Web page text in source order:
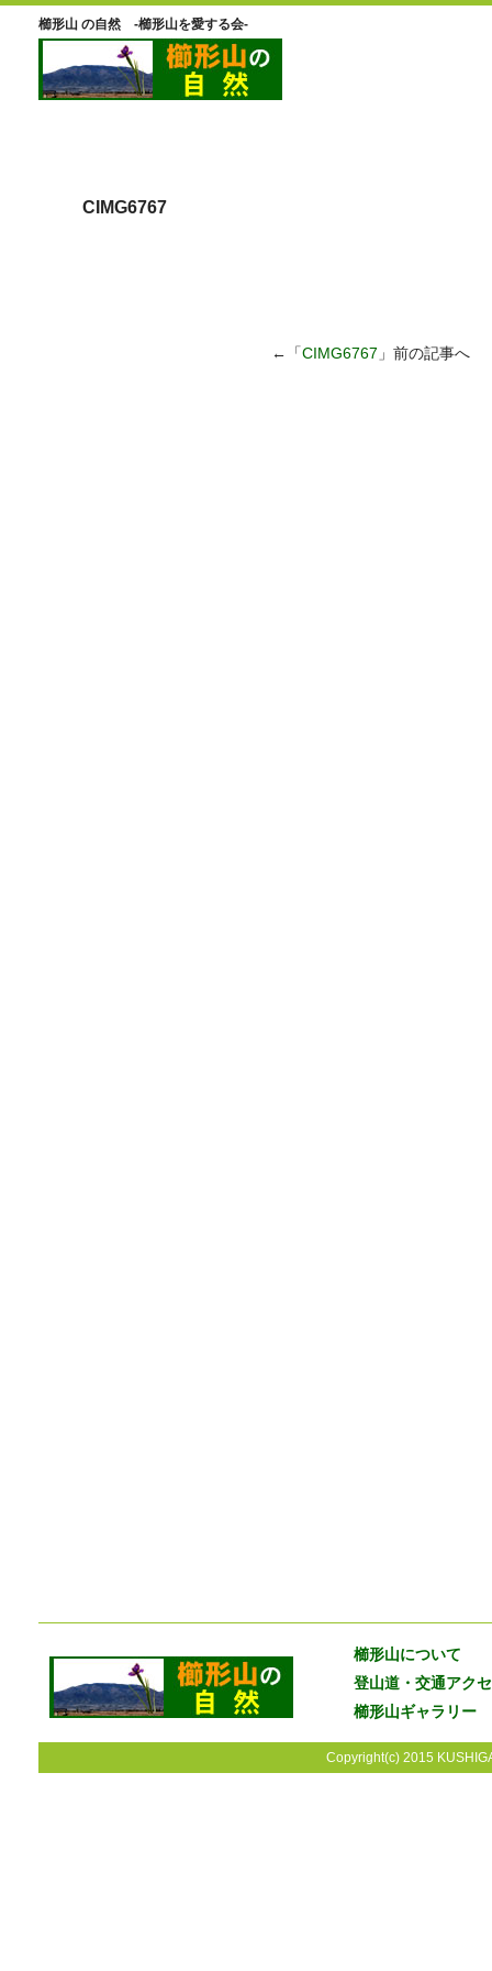
櫛形山 の自然 -櫛形山を愛する会-
CIMG6767
←「CIMG6767 」前の記事へ
櫛形山について
登山道・交通アク
櫛形山ギャラリー
Copyright(c) 2015